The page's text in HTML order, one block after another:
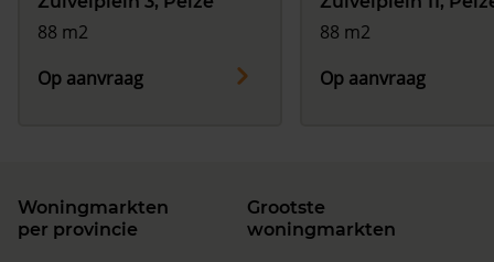
88 m2
Op aanvraag
88 m2
Op aanvraag
Woningmarkten
per provincie
Grootste
woningmarkten